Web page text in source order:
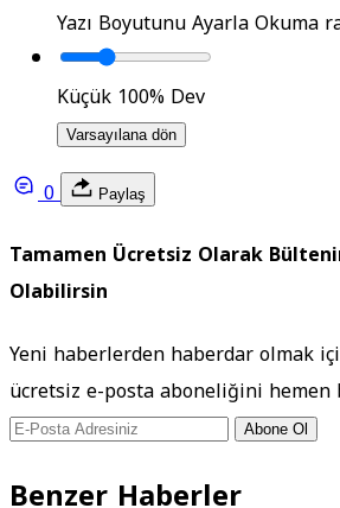
Yazı Boyutunu AyarlaOkuma
Küçük 100%Dev
Varsayılana dön
0 Paylaş
Tamamen Ücretsiz Olarak
Olabilirsin
Yeni haberlerden haberdar olmak
ücretsiz e-posta aboneliğini hemen
Abone Ol
Benzer Haberler